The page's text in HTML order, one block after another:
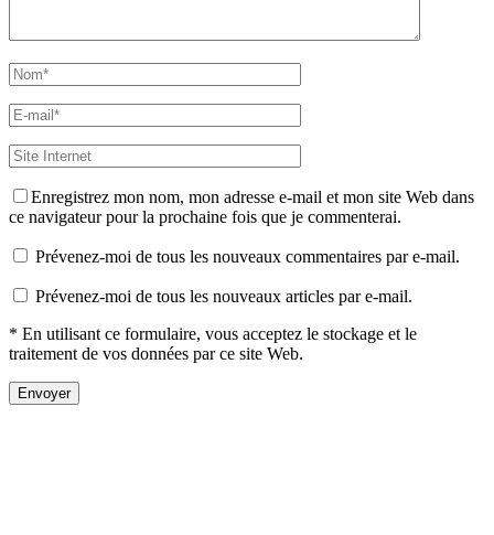
Enregistrez mon nom, mon adresse e-mail et mon site Web dans
ce navigateur pour la prochaine fois que je commenterai.
Prévenez-moi de tous les nouveaux commentaires par e-mail.
Prévenez-moi de tous les nouveaux articles par e-mail.
* En utilisant ce formulaire, vous acceptez le stockage et le
traitement de vos données par ce site Web.